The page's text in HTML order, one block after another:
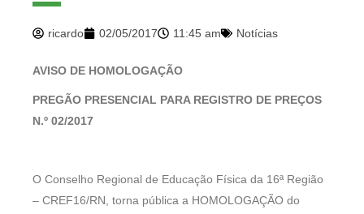
ricardo 02/05/2017 11:45 am Notícias
AVISO DE HOMOLOGAÇÃO
PREGÃO PRESENCIAL PARA REGISTRO DE PREÇOS
N.º 02/2017
O Conselho Regional de Educação Física da 16ª Região
– CREF16/RN, torna pública a HOMOLOGAÇÃO do